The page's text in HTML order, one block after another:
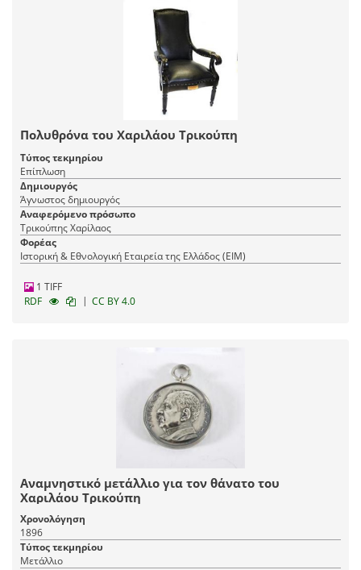
Πολυθρόνα του Χαριλάου Τρικούπη
Τύπος τεκμηρίου
Επίπλωση
Δημιουργός
Άγνωστος δημιουργός
Αναφερόμενο πρόσωπο
Τρικούπης Χαρίλαος
Φορέας
Ιστορική & Εθνολογική Εταιρεία της Ελλάδος (EIM)
1 TIFF
RDF
| CC BY 4.0
Αναμνηστικό μετάλλιο για τον θάνατο του
Χαριλάου Τρικούπη
Χρονολόγηση
1896
Τύπος τεκμηρίου
Μετάλλιο